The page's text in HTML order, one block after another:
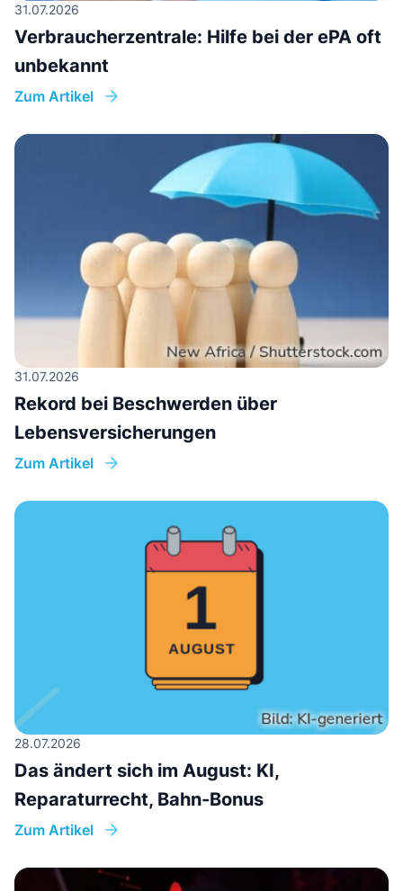
31.07.2026
Verbraucherzentrale: Hilfe bei der ePA oft
unbekannt
Zum Artikel
31.07.2026
Rekord bei Beschwerden über
Lebensversicherungen
Zum Artikel
28.07.2026
Das ändert sich im August: KI,
Reparaturrecht, Bahn-Bonus
Zum Artikel